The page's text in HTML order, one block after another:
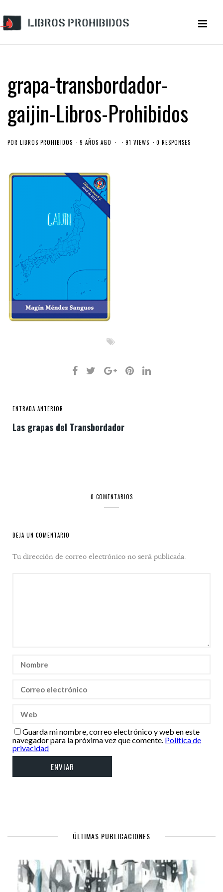
grapa-transbordador-
gaijin-Libros-Prohibidos
POR LIBROS PROHIBIDOS 9 AÑOS AGO 91 VIEWS 0 RESPONSES
ENTRADA ANTERIOR
Las grapas del Transbordador
0 COMENTARIOS
DEJA UN COMENTARIO
Tu dirección de correo electrónico no será publicada.
Guarda mi nombre, correo electrónico y web en este
navegador para la próxima vez que comente. Política de
privacidad
ÚLTIMAS PUBLICACIONES